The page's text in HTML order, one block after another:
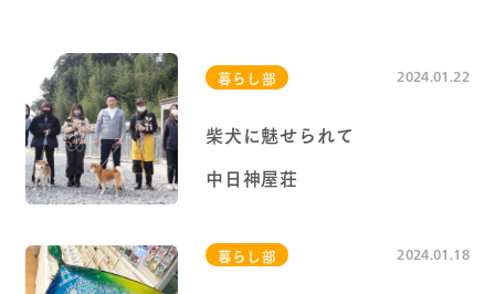
高蔵寺NTに住む
高蔵寺ピープル
暮らし部 2024.01.22
柴犬に魅せられて
中日神屋荘
暮らし部 2024.01.18